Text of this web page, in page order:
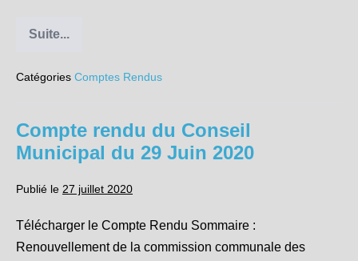
Suite...
Ordre
du
3
Août
2020
Catégories Comptes Rendus
Compte rendu du Conseil
Municipal du 29 Juin 2020
Publié le 27 juillet 2020
Télécharger le Compte Rendu Sommaire :
Renouvellement de la commission communale des